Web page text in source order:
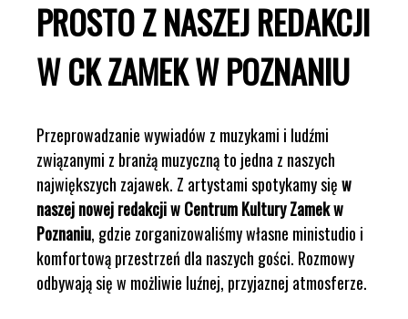
PROSTO Z NASZEJ REDAKCJI
W CK ZAMEK W POZNANIU
Przeprowadzanie wywiadów z muzykami i ludźmi
związanymi z branżą muzyczną to jedna z naszych
największych zajawek. Z artystami spotykamy sięw
naszej nowej redakcji w Centrum Kultury Zamek w
Poznaniu, gdzie zorganizowaliśmy własne ministudio i
komfortową przestrzeń dla naszych gości. Rozmowy
odbywają się w możliwie luźnej, przyjaznej atmosferze.